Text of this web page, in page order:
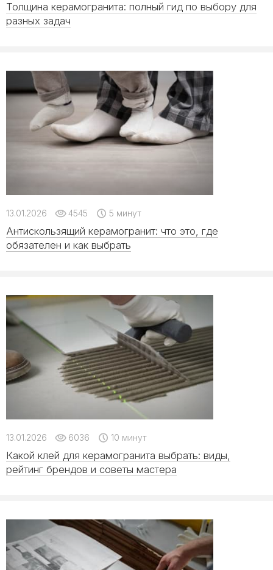
Толщина керамогранита: полный гид по выбору для
разных задач
13.01.2026 4545 5 минут
Антискользящий керамогранит: что это, где
обязателен и как выбрать
13.01.2026 6036 10 минут
Какой клей для керамогранита выбрать: виды,
рейтинг брендов и советы мастера